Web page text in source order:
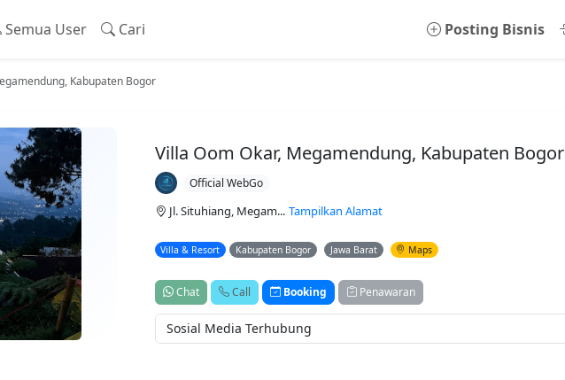
Semua User Cari Posting Bisnis
Kabupaten Bogor
Villa Oom Okar, Megamendung, Kabupaten Bogor
Official WebGo
Jl. Situhiang, Megam... Tampilkan Alamat
Villa & Resort Kabupaten Bogor Jawa Barat Maps
Chat Call Booking Penawaran
Sosial Media Terhubung